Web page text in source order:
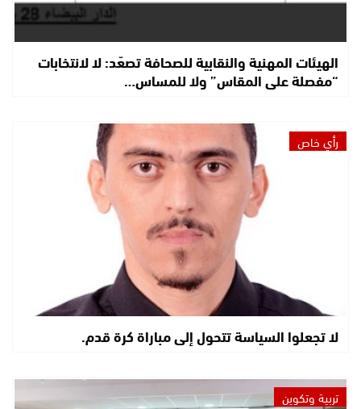
الهيئات المهنية والنقابية للصحافة تصعّد: لا لانتخابات
“مفصلة على المقاس” ولا للمساس…
رأي خاص
لا تجعلوا السياسة تتحول إلى مباراة كرة قدم.
تربية وتكوين